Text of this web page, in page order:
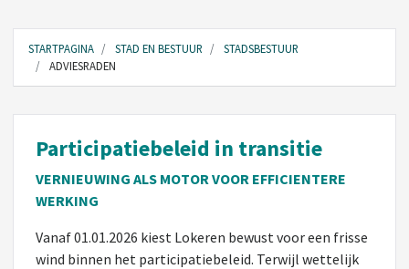
STARTPAGINA STAD EN BESTUUR
STADSBESTUUR
ADVIESRADEN
Participatiebeleid in transitie
VERNIEUWING ALS MOTOR VOOR EFFICIENTERE
WERKING
Vanaf 01.01.2026 kiest Lokeren bewust voor een frisse
wind binnen het participatiebeleid. Terwijl wettelijk